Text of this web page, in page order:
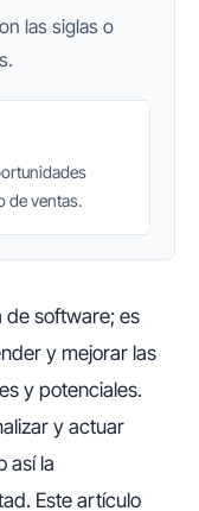
las siglas o
de ventas.
de software; es
y mejorar las
y potenciales.
y actuar
así la
Este artículo